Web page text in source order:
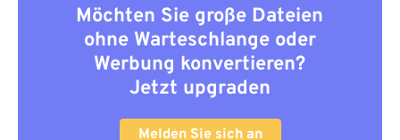
Möchten Sie große Dateien
ohne Warteschlange oder
Werbung konvertieren?
Jetzt upgraden
Melden Sie sich an